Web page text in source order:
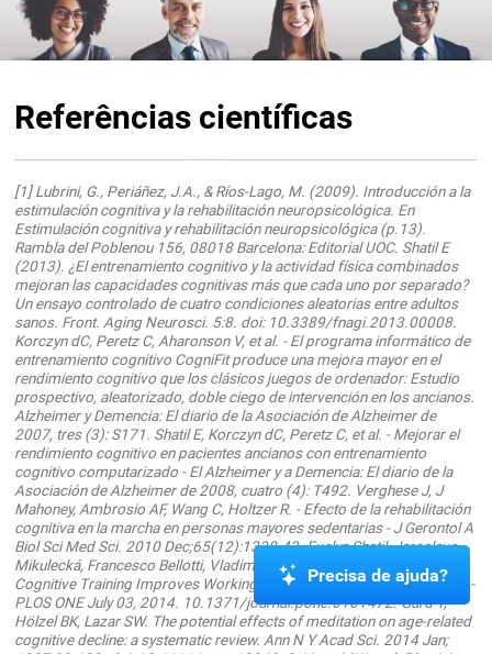
[1] Lubrini, G., Periáñez, J.A., & Ríos-Lago, M. (2009). Introducción a la
estimulación cognitiva y la rehabilitación neuropsicológica. En
Estimulación cognitiva y rehabilitación neuropsicológica (p.13).
Rambla del Poblenou 156, 08018 Barcelona: Editorial UOC. Shatil E
(2013). ¿El entrenamiento cognitivo y la actividad física combinados
mejoran las capacidades cognitivas más que cada uno por separado?
Un ensayo controlado de cuatro condiciones aleatorias entre adultos
sanos. Front. Aging Neurosci. 5:8. doi: 10.3389/fnagi.2013.00008.
Korczyn dC, Peretz C, Aharonson V, et al. - El programa informático de
entrenamiento cognitivo CogniFit produce una mejora mayor en el
rendimiento cognitivo que los clásicos juegos de ordenador: Estudio
prospectivo, aleatorizado, doble ciego de intervención en los ancianos.
Alzheimer y Demencia: El diario de la Asociación de Alzheimer de
2007, tres (3): S171. Shatil E, Korczyn dC, Peretz C, et al. - Mejorar el
rendimiento cognitivo en pacientes ancianos con entrenamiento
cognitivo computarizado - El Alzheimer y a Demencia: El diario de la
Asociación de Alzheimer de 2008, cuatro (4): T492. Verghese J, J
Mahoney, Ambrosio AF, Wang C, Holtzer R. - Efecto de la rehabilitación
cognitiva en la marcha en personas mayores sedentarias - J Gerontol A
Biol Sci Med Sci. 2010 Dec;65(12):1338-43. Evelyn Shatil, Jaroslava
Mikulecká, Francesco Bellotti, Vladimír Burěs - Novel Television-Based
Cognitive Training Improves Working Memory and Executive Function -
PLOS ONE July 03, 2014. 10.1371/journal.pone.0101472. Gard T,
Precisa de ajuda?